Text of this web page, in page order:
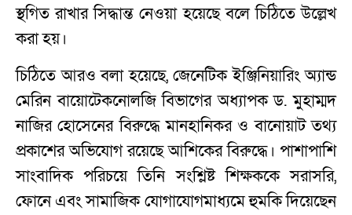
স্থগিত রাখার সিদ্ধান্ত নেওয়া হয়েছে বলে চিঠিতে উল্লেখ
করা হয়।
চিঠিতে আরও বলা হয়েছে, জেনেটিক ইঞ্জিনিয়ারিং অ্যান্ড
মেরিন বায়োটেকনোলজি বিভাগের অধ্যাপক ড. মুহাম্মদ
নাজির হোসেনের বিরুদ্ধে মানহানিকর ও বানোয়াট তথ্য
প্রকাশের অভিযোগ রয়েছে আশিকের বিরুদ্ধে। পাশাপাশি
সাংবাদিক পরিচয়ে তিনি সংশ্লিষ্ট শিক্ষককে সরাসরি,
ফোনে এবং সামাজিক যোগাযোগমাধ্যমে হুমকি দিয়েছেন